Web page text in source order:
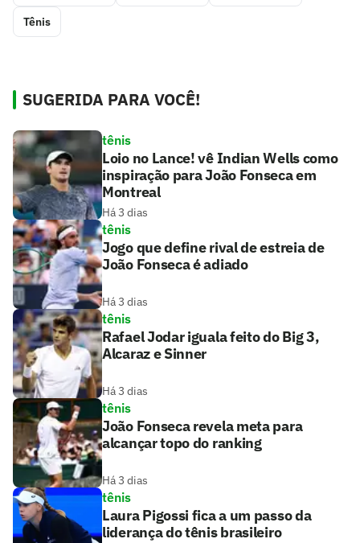
Tênis
SUGERIDA PARA VOCÊ!
tênis
Loio no Lance! vê Indian Wells como
inspiração para João Fonseca em
Montreal
Há 3 dias
tênis
Jogo que define rival de estreia de
João Fonseca é adiado
Há 3 dias
tênis
Rafael Jodar iguala feito do Big 3,
Alcaraz e Sinner
Há 3 dias
tênis
João Fonseca revela meta para
alcançar topo do ranking
Há 3 dias
tênis
Laura Pigossi fica a um passo da
liderança do tênis brasileiro